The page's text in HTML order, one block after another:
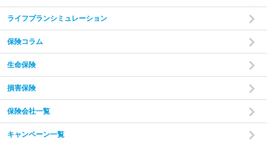
あなたやご家族の状況やご希望をお伺いいたします。
の収入・支出・貯蓄の状況から、家計のバランスを把握し
た上で診断を行います。
step
2
ライフプランシミュレーション
保険コラム
生命保険
損害保険
保険会社一覧
キャンペーン一覧